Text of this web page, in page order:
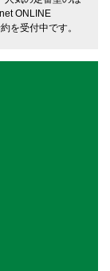
ONLINE
を受付中です。